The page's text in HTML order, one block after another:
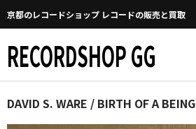
京都のレコードショップ レコードの販売と買取
RECORDSHOP GG
Home
DAVID S. WARE / BIRTH OF A BEING